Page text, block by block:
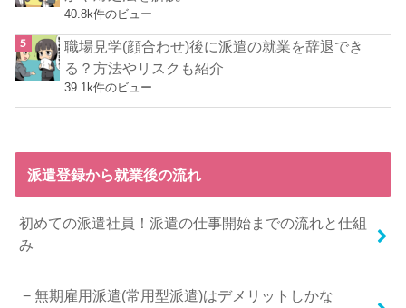
40.8k件のビュー
職場見学(顔合わせ)後に派遣の就業を辞退でき
る？方法やリスクも紹介
39.1k件のビュー
派遣登録から就業後の流れ
初めての派遣社員！派遣の仕事開始までの流れと仕組
み
無期雇用派遣(常用型派遣)はデメリットしかな